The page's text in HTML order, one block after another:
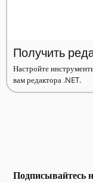
Получить
Настройте
вам редактора .NET.
Подписывайтесь